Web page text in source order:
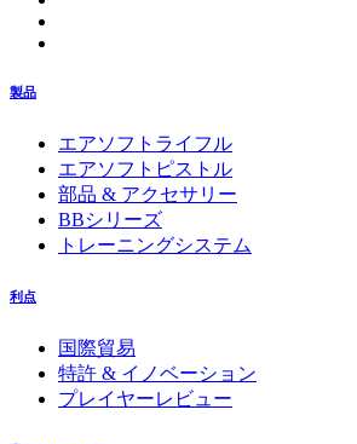
製品
エアソフトライフル
エアソフトピストル
部品 & アクセサリー
BBシリーズ
トレーニングシステム
利点
国際貿易
特許 & イノベーション
プレイヤーレビュー